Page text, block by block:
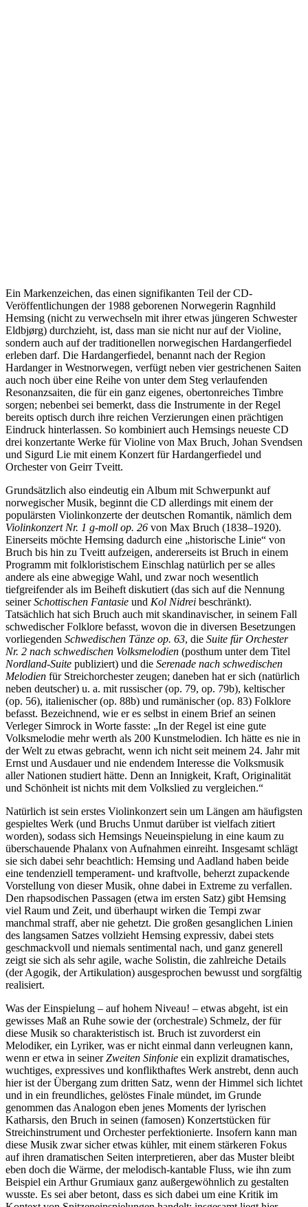
Ein Markenzeichen, das einen signifikanten Teil der CD-
Veröffentlichungen der 1988 geborenen Norwegerin Ragnhild
Hemsing (nicht zu verwechseln mit ihrer etwas jüngeren Schwester
Eldbjørg) durchzieht, ist, dass man sie nicht nur auf der Violine,
sondern auch auf der traditionellen norwegischen Hardangerfiedel
erleben darf. Die Hardangerfiedel, benannt nach der Region
Hardanger in Westnorwegen, verfügt neben vier gestrichenen Saiten
auch noch über eine Reihe von unter dem Steg verlaufenden
Resonanzsaiten, die für ein ganz eigenes, obertonreiches Timbre
sorgen; nebenbei sei bemerkt, dass die Instrumente in der Regel
bereits optisch durch ihre reichen Verzierungen einen prächtigen
Eindruck hinterlassen. So kombiniert auch Hemsings neueste CD
drei konzertante Werke für Violine von Max Bruch, Johan Svendsen
und Sigurd Lie mit einem Konzert für Hardangerfiedel und
Orchester von Geirr Tveitt.
Grundsätzlich also eindeutig ein Album mit Schwerpunkt auf
norwegischer Musik, beginnt die CD allerdings mit einem der
populärsten Violinkonzerte der deutschen Romantik, nämlich dem
Violinkonzert Nr. 1 g-moll op. 26 von Max Bruch (1838–1920).
Einerseits möchte Hemsing dadurch eine „historische Linie“ von
Bruch bis hin zu Tveitt aufzeigen, andererseits ist Bruch in einem
Programm mit folkloristischem Einschlag natürlich per se alles
andere als eine abwegige Wahl, und zwar noch wesentlich
tiefgreifender als im Beiheft diskutiert (das sich auf die Nennung
seinerSchottischen Fantasie und Kol Nidrei beschränkt).
Tatsächlich hat sich Bruch auch mit skandinavischer, in seinem Fall
schwedischer Folklore befasst, wovon die in diversen Besetzungen
vorliegenden Schwedischen Tänze op. 63, die Suite für Orchester
Nr. 2 nach schwedischen Volksmelodien (posthum unter dem Titel
Nordland-Suite publiziert) und die Serenade nach schwedischen
Melodien für Streichorchester zeugen; daneben hat er sich (natürlich
neben deutscher) u. a. mit russischer (op. 79, op. 79b), keltischer
(op. 56), italienischer (op. 88b) und rumänischer (op. 83) Folklore
befasst. Bezeichnend, wie er es selbst in einem Brief an seinen
Verleger Simrock in Worte fasste: „In der Regel ist eine gute
Volksmelodie mehr werth als 200 Kunstmelodien. Ich hätte es nie in
der Welt zu etwas gebracht, wenn ich nicht seit meinem 24. Jahr mit
Ernst und Ausdauer und nie endendem Interesse die Volksmusik
aller Nationen studiert hätte. Denn an Innigkeit, Kraft, Originalität
und Schönheit ist nichts mit dem Volkslied zu vergleichen.“
Natürlich ist sein erstes Violinkonzert sein um Längen am häufigsten
gespieltes Werk (und Bruchs Unmut darüber ist vielfach zitiert
worden), sodass sich Hemsings Neueinspielung in eine kaum zu
überschauende Phalanx von Aufnahmen einreiht. Insgesamt schlägt
sie sich dabei sehr beachtlich: Hemsing und Aadland haben beide
eine tendenziell temperament- und kraftvolle, beherzt zupackende
Vorstellung von dieser Musik, ohne dabei in Extreme zu verfallen.
Den rhapsodischen Passagen (etwa im ersten Satz) gibt Hemsing
viel Raum und Zeit, und überhaupt wirken die Tempi zwar
manchmal straff, aber nie gehetzt. Die großen gesanglichen Linien
des langsamen Satzes vollzieht Hemsing expressiv, dabei stets
geschmackvoll und niemals sentimental nach, und ganz generell
zeigt sie sich als sehr agile, wache Solistin, die zahlreiche Details
(der Agogik, der Artikulation) ausgesprochen bewusst und sorgfältig
realisiert.
Was der Einspielung – auf hohem Niveau! – etwas abgeht, ist ein
gewisses Maß an Ruhe sowie der (orchestrale) Schmelz, der für
diese Musik so charakteristisch ist. Bruch ist zuvorderst ein
Melodiker, ein Lyriker, was er nicht einmal dann verleugnen kann,
wenn er etwa in seinerZweiten Sinfonie ein explizit dramatisches,
wuchtiges, expressives und konflikthaftes Werk anstrebt, denn auch
hier ist der Übergang zum dritten Satz, wenn der Himmel sich lichtet
und in ein freundliches, gelöstes Finale mündet, im Grunde
genommen das Analogon eben jenes Moments der lyrischen
Katharsis, den Bruch in seinen (famosen) Konzertstücken für
Streichinstrument und Orchester perfektionierte. Insofern kann man
diese Musik zwar sicher etwas kühler, mit einem stärkeren Fokus
auf ihren dramatischen Seiten interpretieren, aber das Muster bleibt
eben doch die Wärme, der melodisch-kantable Fluss, wie ihn zum
Beispiel ein Arthur Grumiaux ganz außergewöhnlich zu gestalten
wusste. Es sei aber betont, dass es sich dabei um eine Kritik im